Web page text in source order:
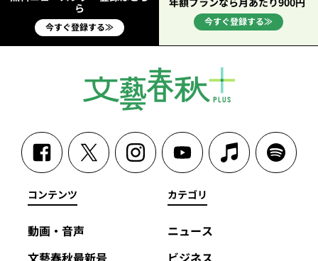
ら
今すぐ登録する≫ 今すぐ登録する≫
コンテンツ
動画・音声
文藝春秋最新号
カテゴリ
ニュース
ビジネス